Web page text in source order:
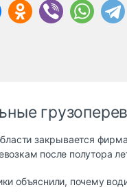
закрывается
после полутора
объяснили, почему